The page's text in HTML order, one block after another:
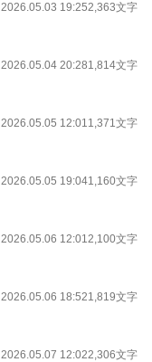
2026.05.03 19:252,363文字
2026.05.04 20:281,814文字
2026.05.05 12:011,371文字
2026.05.05 19:041,160文字
2026.05.06 12:012,100文字
2026.05.06 18:521,819文字
2026.05.07 12:022,306文字